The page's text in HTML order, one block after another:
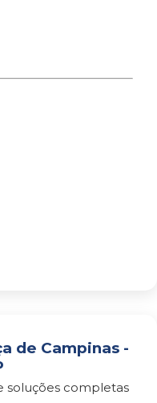
de Campinas -
soluções completas